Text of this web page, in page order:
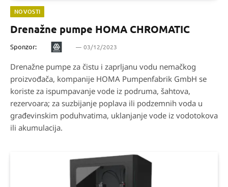
NOVOSTI
Drenažne pumpe HOMA CHROMATIC
Sponzor: 03/12/2023
Drenažne pumpe za čistu i zaprljanu vodu nemačkog
proizvođača, kompanije HOMA Pumpenfabrik GmbH se
koriste za ispumpavanje vode iz podruma, šahtova,
rezervoara; za suzbijanje poplava ili podzemnih voda u
građevinskim poduhvatima, uklanjanje vode iz vodotokova
ili akumulacija.